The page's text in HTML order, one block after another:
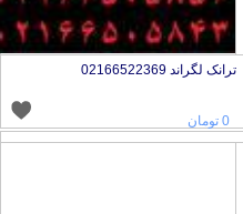
ترانک لگراند 02166522369